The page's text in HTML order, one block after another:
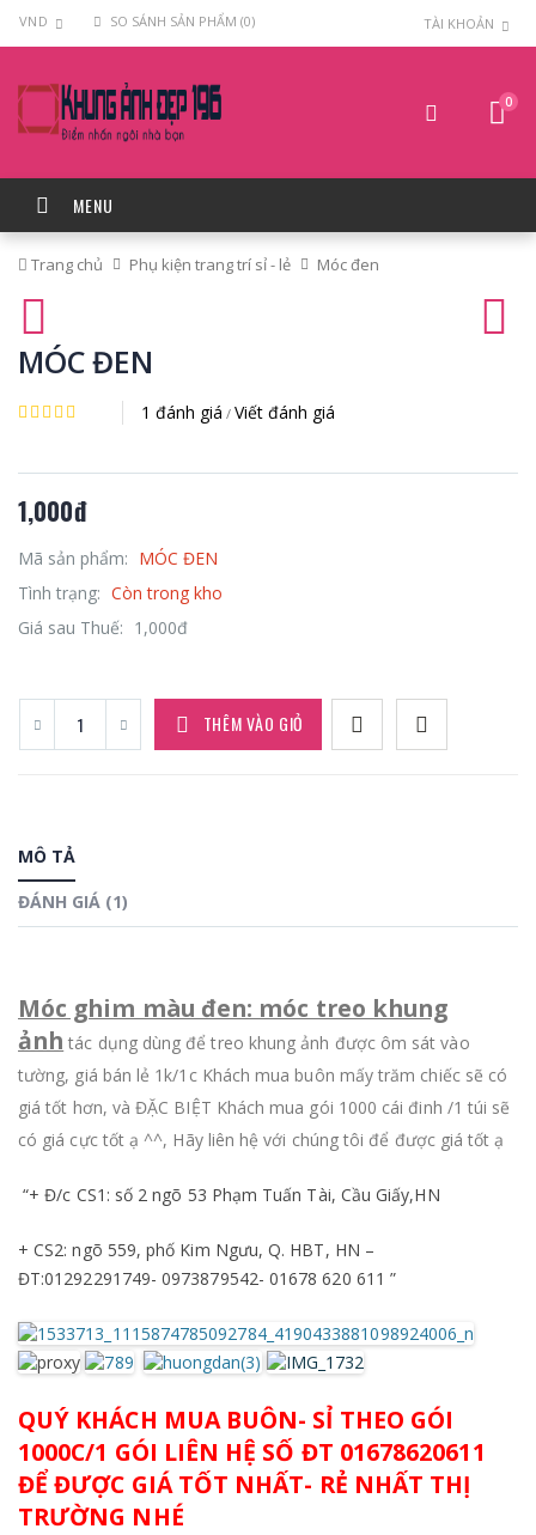
VND SO SÁNH SẢN PHẨM (0) TÀI KHOẢN
0
MENU
Trang chủ Phụ kiện trang trí sỉ - lẻ Móc đen
MÓC ĐEN
1 đánh giá / Viết đánh giá
1,000đ
Mã sản phẩm: MÓC ĐEN
Tình trạng: Còn trong kho
Giá sau Thuế: 1,000đ
THÊM VÀO GIỎ
MÔ TẢ
ĐÁNH GIÁ (1)
Móc ghim màu đen: móc treo khung
ảnh tác dụng dùng để treo khung ảnh được ôm sát vào
tường, giá bán lẻ 1k/1c Khách mua buôn mấy trăm chiếc sẽ có
giá tốt hơn, và ĐẶC BIỆT Khách mua gói 1000 cái đinh /1 túi sẽ
có giá cực tốt ạ ^^, Hãy liên hệ với chúng tôi để được giá tốt ạ
“+ Đ/c CS1: số 2 ngõ 53 Phạm Tuấn Tài, Cầu Giấy,HN
+ CS2: ngõ 559, phố Kim Ngưu, Q. HBT, HN –
ĐT:01292291749- 0973879542- 01678 620 611 ”
QUÝ KHÁCH MUA BUÔN- SỈ THEO GÓI
1000C/1 GÓI LIÊN HỆ SỐ ĐT 01678620611
ĐỂ ĐƯỢC GIÁ TỐT NHẤT- RẺ NHẤT THỊ
TRƯỜNG NHÉ